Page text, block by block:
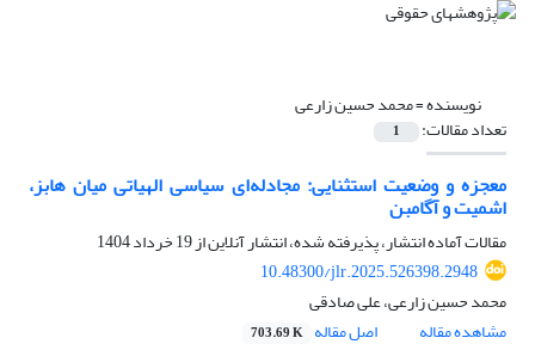
نویسنده =محمد حسین زارعی
تعداد مقالات: 1
معجزه و وضعیت استثنایی: مجادله‌ای سیاسی الهیاتی میان هابز،
اشمیت و آگامبن
مقالات آماده انتشار، پذیرفته شده، انتشار آنلاین از19 خرداد 1404
10.48300/jlr.2025.526398.2948
محمد حسین زارعی، علی صادقی
مشاهده مقاله
اصل مقاله 703.69 K